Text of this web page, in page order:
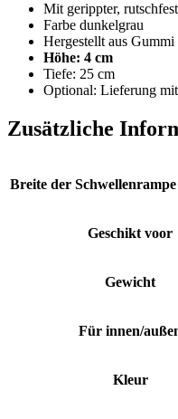
Mit gerippter,
Farbe dunkelgrau
Hergestellt aus
Höhe: 4 cm
Tiefe: 25 cm
Optional: Lieferung
Zusätzliche
Breite der
Geschikt voor
Gewicht
Für innen/
Kleur